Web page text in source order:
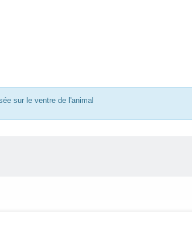
sur le ventre de l'animal